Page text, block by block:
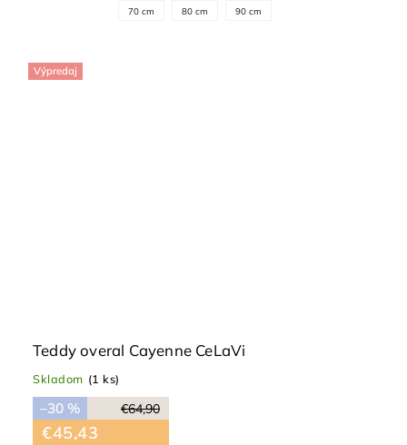
70 cm 80 cm 90 cm
Výpredaj
Teddy overal Cayenne CeLaVi
Skladom (1 ks)
€64,90
–30 %
€45,43